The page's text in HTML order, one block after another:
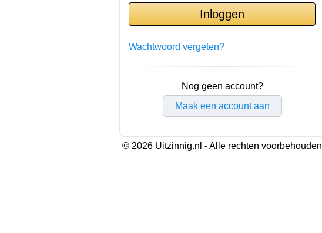
Wachtwoord vergeten?
Nog geen account?
Maak een account aan
© 2026 Uitzinnig.nl - Alle rechten voorbehouden